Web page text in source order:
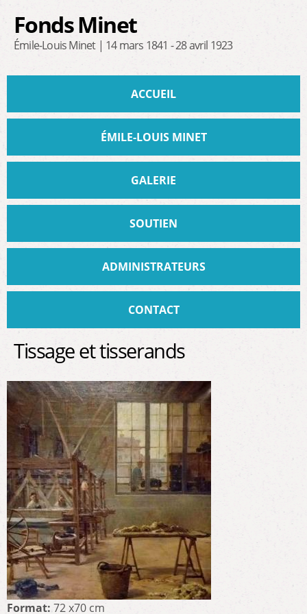
contenu
principal
Fonds Minet
Émile-Louis Minet | 14 mars 1841 - 28 avril 1923
ACCUEIL
ÉMILE-LOUIS MINET
GALERIE
SOUTIEN
ADMINISTRATEURS
CONTACT
Tissage et tisserands
Format: 72 x70 cm